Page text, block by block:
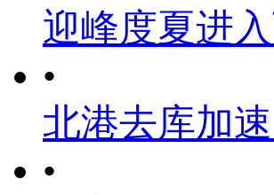
迎峰度夏进
•
北港去库加
•